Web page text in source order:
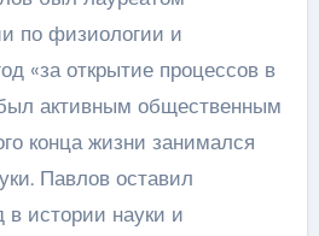
по физиологии и
«за открытие процессов в
активным общественным
конца жизни занимался
Павлов оставил
истории науки и